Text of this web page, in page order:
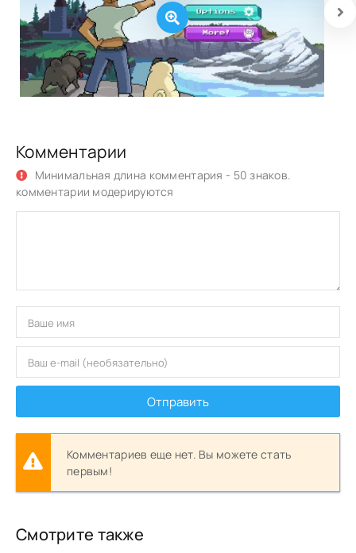
Комментарии
Минимальная длина комментария - 50 знаков.
комментарии модерируются
Отправить
Комментариев еще нет. Вы можете стать
первым!
Смотрите также